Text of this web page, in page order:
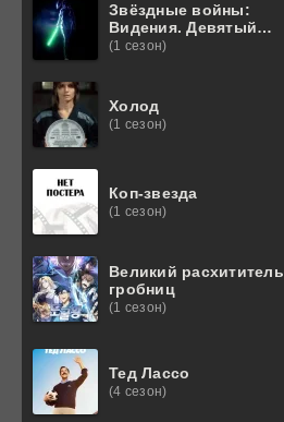
Звёздные войны:
Видения. Девятый
джедай
(1 сезон)
Холод
(1 сезон)
Коп-звезда
(1 сезон)
Великий расхититель
гробниц
(1 сезон)
Тед Лассо
(4 сезон)